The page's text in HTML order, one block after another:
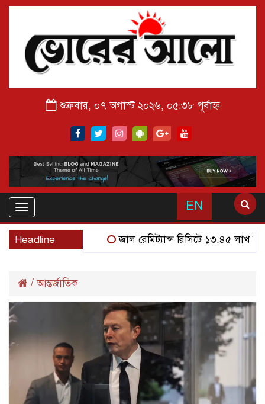
শুক্রবার, ০৭ অগাস্ট ২০২৬, ০৫:৩৮ পূর্বাহ্ন
Toggle
navigation
EN
Headline জাল রেমিট্যান্স রিসিটে ১৩.৪৫ লাখ
/আন্তর্জাতিক